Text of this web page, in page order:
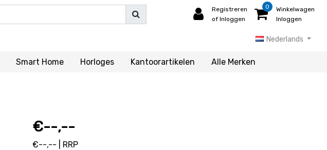
Registreren
of Inloggen
0
Winkelwagen
Inloggen
Nederlands
Smart Home Horloges Kantoorartikelen Alle Merken
€--,--
€--,-- | RRP